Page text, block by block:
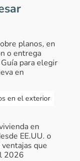
planos, en
o entrega
para elegir
en
en el exterior
en
EE.UU. o
ventajas que
2026